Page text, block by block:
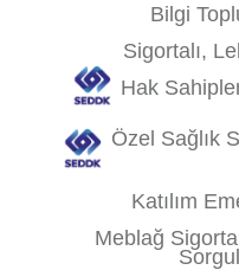
Bilgi
Sigortalı,
Hak
Özel Sağlık
Katılım
Meblağ